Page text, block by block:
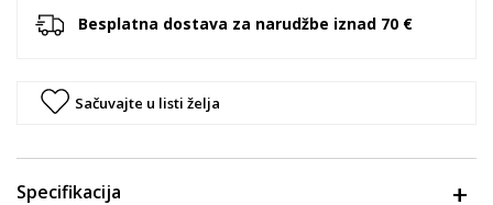
Besplatna dostava za narudžbe iznad 70 €
Sačuvajte u listi želja
Specifikacija